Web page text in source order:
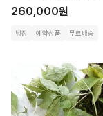
260,000원
냉장 예약상품 무료배송